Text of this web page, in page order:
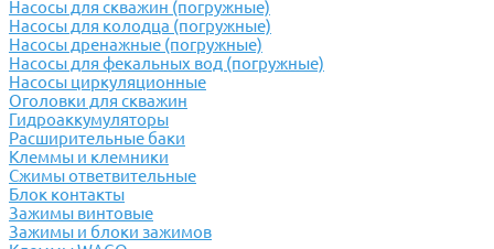
Насосы для скважин (погружные)
Насосы для колодца (погружные)
Насосы дренажные (погружные)
Насосы для фекальных вод (погружные)
Насосы циркуляционные
Оголовки для скважин
Гидроаккумуляторы
Расширительные баки
Клеммы и клемники
Cжимы ответвительные
Блок контакты
Зажимы винтовые
Зажимы и блоки зажимов